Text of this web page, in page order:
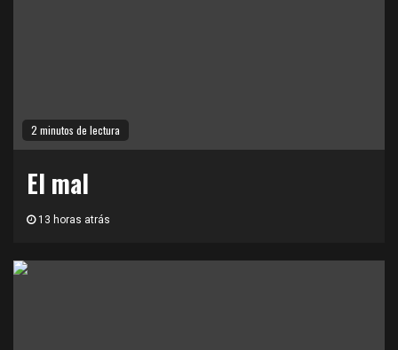
2 minutos de lectura
El mal
13 horas atrás